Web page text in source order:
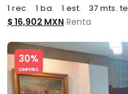
1 rec. 1 ba. 1 est. 37 mts.
$ 16,902 MXN Renta
30%
COMPATIBLE
Slide 1 of 5